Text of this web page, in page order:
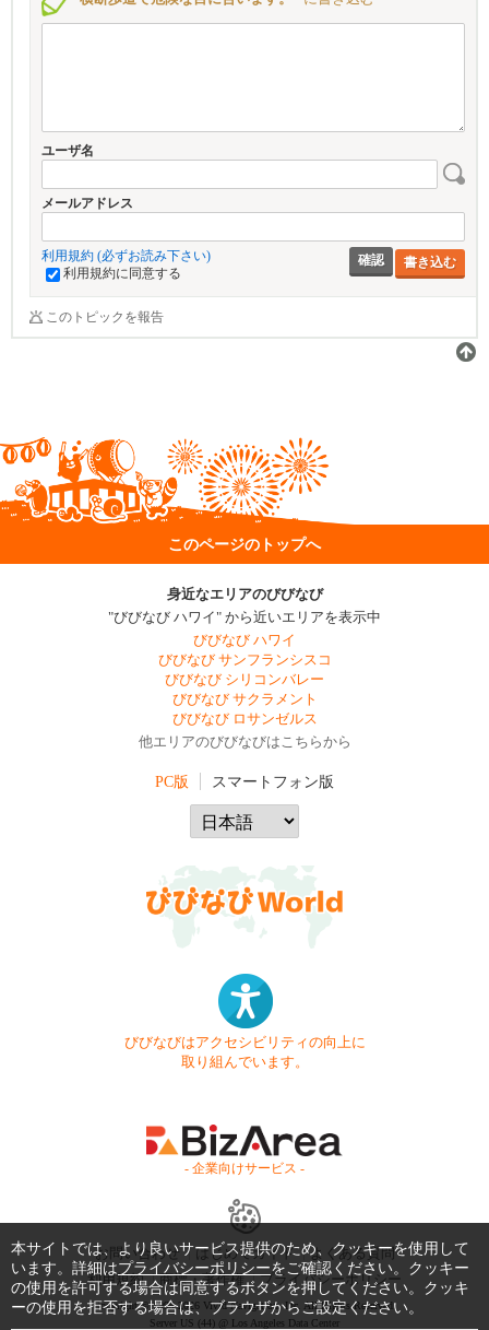
ユーザ名
メールアドレス
利用規約 (必ずお読み下さい)
利用規約に同意する
書き込む
このトピックを報告
このページのトップへ
身近なエリアのびびなび
"びびなび ハワイ" から近いエリアを表示中
びびなび ハワイ
びびなび サンフランシスコ
びびなび シリコンバレー
びびなび サクラメント
びびなび ロサンゼルス
他エリアのびびなびはこちらから
PC版 スマートフォン版
びびなびはアクセシビリティの向上に
取り組んでいます。
- 企業向けサービス -
お問い合わせ はじめてガイド
よくある質問
利用規約
商標・著作権 プライバシーポリシー
Copyright © 1999-2026 Vivid Navigation, Inc. All Rights Reserved.
Server US (44) @ Los Angeles Data Center
本サイトでは、より良いサービス提供のため、クッキーを使用して
います。詳細はプライバシーポリシーをご確認ください。クッキー
の使用を許可する場合は同意するボタンを押してください。クッキ
ーの使用を拒否する場合は、ブラウザからご設定ください。